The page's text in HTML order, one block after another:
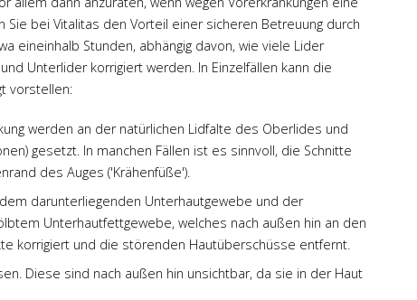
bei Vitalitas den Vorteil einer sicheren Betreuung durch
eineinhalb Stunden, abhängig davon, wie viele Lider
Unterlider korrigiert werden. In Einzelfällen kann die
vorstellen:
werden an der natürlichen Lidfalte des Oberlides und
gesetzt. In manchen Fällen ist es sinnvoll, die Schnitte
des Auges ('Krähenfüße').
darunterliegenden Unterhautgewebe und der
Unterhautfettgewebe, welches nach außen hin an den
korrigiert und die störenden Hautüberschüsse entfernt.
Diese sind nach außen hin unsichtbar, da sie in der Haut